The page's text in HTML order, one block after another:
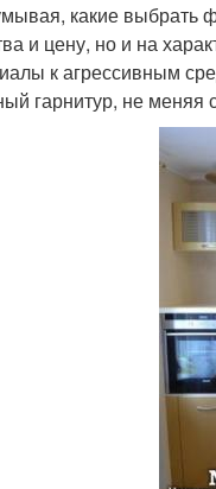
какие выбрать
и цену, но и на
к агрессивным
гарнитур, не меняя